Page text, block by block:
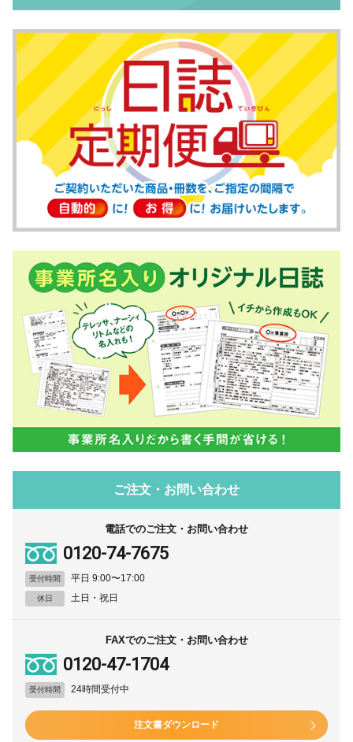
ご注文・お問い合わせ
電話でのご注文・お問い合わせ
0120-74-7675
受付時間 平日 9:00〜17:00
休日 土日・祝日
FAXでのご注文・お問い合わせ
0120-47-1704
受付時間 24時間受付中
注文書ダウンロード